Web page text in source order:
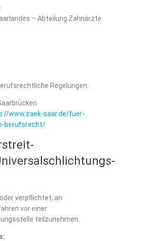
– Abteilung Zahnärzte
Regelungen:
www.zaek-saar.de/fuer-
berufsrecht/
verpflichtet, an
vor einer
teilzunehmen.